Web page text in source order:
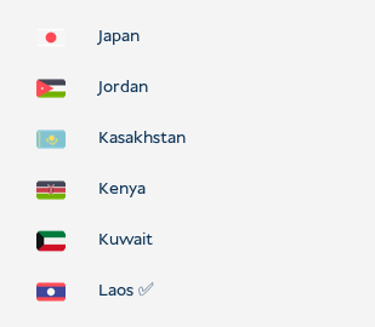
Japan
Jordan
Kasakhstan
Kenya
Kuwait
Laos ✅